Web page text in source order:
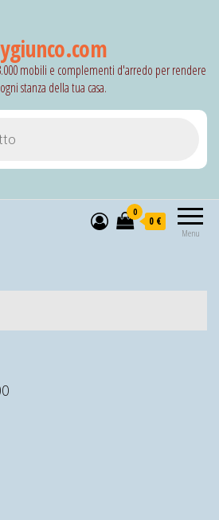
mobili e complementi d'arredo per rendere
stanza della tua casa.
Menu
0
0 €